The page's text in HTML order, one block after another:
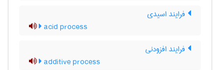
فرایند اسیدی
acid process
فرایند افزودنی
additive process